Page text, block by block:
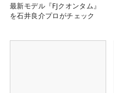
最新モデル『FJクオンタム』
を石井良介プロがチェック